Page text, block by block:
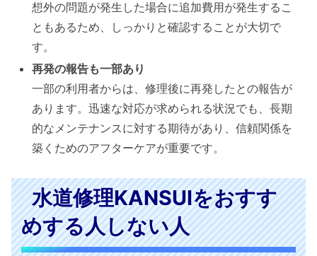
想外の問題が発生した場合に追加費用が発生するこ
ともあるため、しっかりと確認することが大切で
す。
再発の報告も一部あり
一部の利用者からは、修理後に再発したとの報告が
あります。迅速な対応が求められる状況でも、長期
的なメンテナンスに対する期待があり、信頼関係を
築くためのアフターケアが重要です。
水道修理KANSUIをおすす
めする人しない人